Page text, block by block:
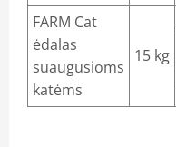
FARM Cat
ėdalas
suaugusioms
katėms
15 kg